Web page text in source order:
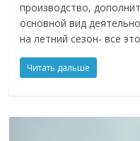
производство,
основной вид
на летний сезон- все
Читать дальше